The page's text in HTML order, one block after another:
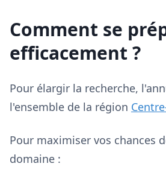
Comment se
efficacement ?
Pour élargir la recherche,
l'ensemble de la région
Pour maximiser vos chances
domaine :